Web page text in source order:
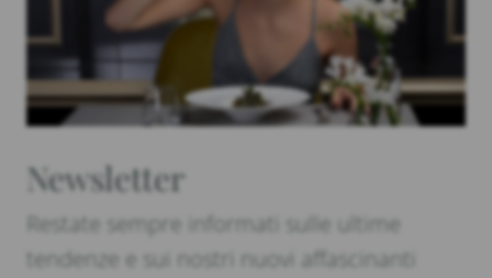
Newsletter
Restate sempre informati sulle ultime
tendenze e sui nostri nuovi affascinanti